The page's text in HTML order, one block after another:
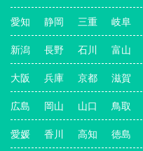
愛知 静岡 三重 岐阜
新潟 長野 石川 富山
大阪 兵庫 京都 滋賀
広島 岡山 山口 鳥取
愛媛 香川 高知 徳島